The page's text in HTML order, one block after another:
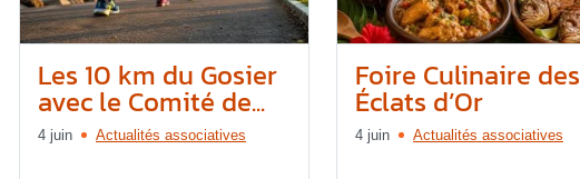
Les 10 km du Gosier
avec le Comité de...
4 juin Actualités associatives
Foire Culinaire des
Éclats d’Or
4 juin Actualités associatives